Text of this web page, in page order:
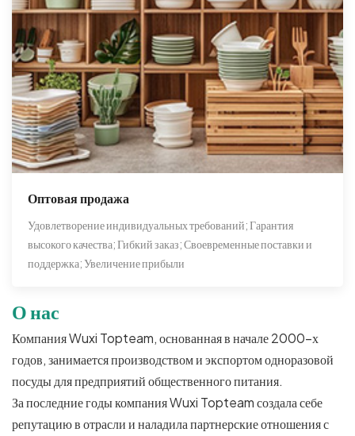
Оптовая продажа
Удовлетворение индивидуальных требований; Гарантия
высокого качества; Гибкий заказ; Своевременные поставки и
поддержка; Увеличение прибыли
О нас
Компания Wuxi Topteam, основанная в начале 2000-х
годов, занимается производством и экспортом одноразовой
посуды для предприятий общественного питания.
За последние годы компания Wuxi Topteam создала себе
репутацию в отрасли и наладила партнерские отношения с